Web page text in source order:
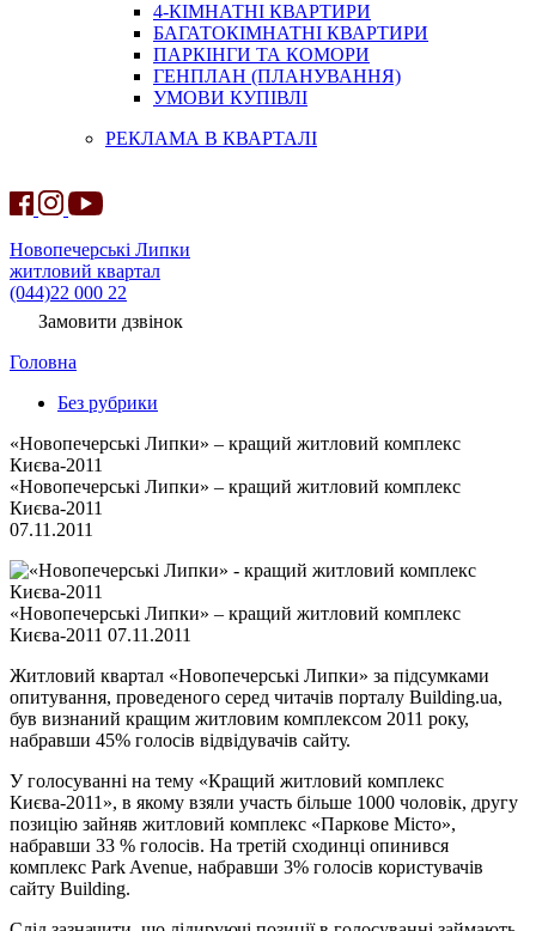
4-КІМНАТНІ КВАРТИРИ
БАГАТОКІМНАТНІ КВАРТИРИ
ПАРКІНГИ ТА КОМОРИ
ГЕНПЛАН (ПЛАНУВАННЯ)
УМОВИ КУПІВЛІ
РЕКЛАМА В КВАРТАЛІ
Новопечерські Липки
житловий квартал
(044)22 000 22
Замовити дзвінок
Головна
Без рубрики
«Новопечерські Липки» – кращий житловий комплекс
Києва-2011
«Новопечерські Липки» – кращий житловий комплекс
Києва-2011
07.11.2011
«Новопечерські Липки» – кращий житловий комплекс
Києва-2011 07.11.2011
Житловий квартал «Новопечерські Липки» за підсумками
опитування, проведеного серед читачів порталу Building.ua,
був визнаний кращим житловим комплексом 2011 року,
набравши 45% голосів відвідувачів сайту.
У голосуванні на тему «Кращий житловий комплекс
Києва-2011», в якому взяли участь більше 1000 чоловік, другу
позицію зайняв житловий комплекс «Паркове Місто»,
набравши 33 % голосів. На третій сходинці опинився
комплекс Park Avenue, набравши 3% голосів користувачів
сайту Building.